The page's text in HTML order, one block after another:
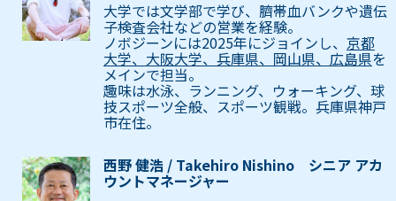
大学では文学部で学び、臍帯血バンクや遺伝
子検査会社などの営業を経験。
ノボジーンには2025年にジョインし、 京都
大学、大阪大学、兵庫県、岡山県、広島県を
メインで担当。
趣味は水泳、ランニング、ウォーキング、球
技スポーツ全般、スポーツ観戦。兵庫県神戸
市在住。
西野 健浩 / Takehiro Nishino シニア アカ
ウントマネージャー